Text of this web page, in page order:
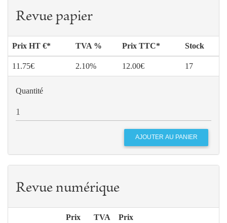
Revue papier
Prix HT €* TVA % Prix TTC* Stock
11.75€ 2.10% 12.00€ 17
Quantité
Revue numérique
Prix
TVA
Prix